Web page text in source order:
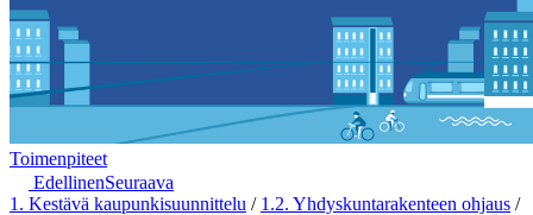
Toimenpiteet
EdellinenSeuraava
1. Kestävä kaupunkisuunnittelu / 1.2. Yhdyskuntarakenteen ohjaus /